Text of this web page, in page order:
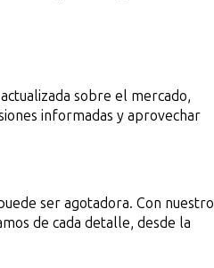
sobre el mercado,
informadas y aprovechar
ser agotadora. Con nuestro
de cada detalle, desde la